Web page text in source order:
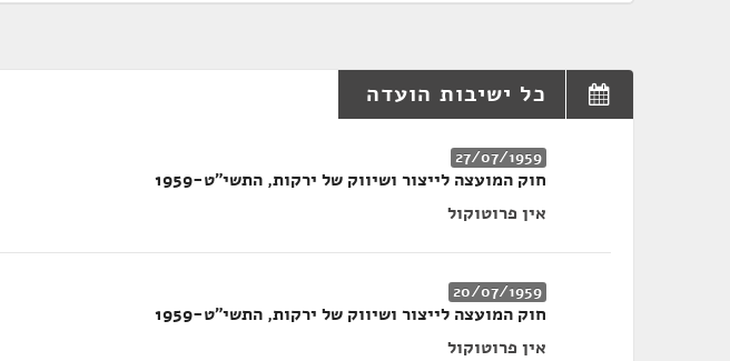
כל ישיבות הועדה
27/07/1959
חוק המועצה לייצור ושיווק של ירקות, התשי"ט-1959
אין פרוטוקול
20/07/1959
חוק המועצה לייצור ושיווק של ירקות, התשי"ט-1959
אין פרוטוקול